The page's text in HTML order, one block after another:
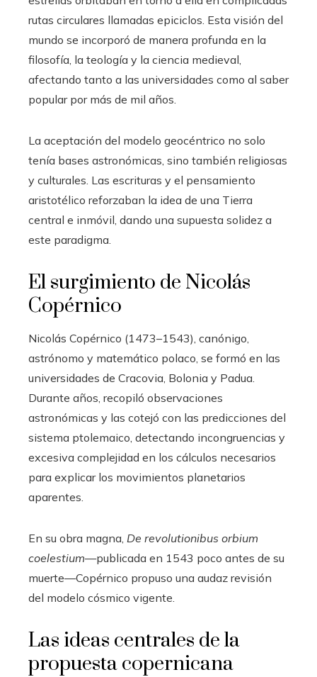
rutas circulares llamadas epiciclos. Esta visión del
mundo se incorporó de manera profunda en la
filosofía, la teología y la ciencia medieval,
afectando tanto a las universidades como al saber
popular por más de mil años.
La aceptación del modelo geocéntrico no solo
tenía bases astronómicas, sino también religiosas
y culturales. Las escrituras y el pensamiento
aristotélico reforzaban la idea de una Tierra
central e inmóvil, dando una supuesta solidez a
este paradigma.
El surgimiento de Nicolás
Copérnico
Nicolás Copérnico (1473–1543), canónigo,
astrónomo y matemático polaco, se formó en las
universidades de Cracovia, Bolonia y Padua.
Durante años, recopiló observaciones
astronómicas y las cotejó con las predicciones del
sistema ptolemaico, detectando incongruencias y
excesiva complejidad en los cálculos necesarios
para explicar los movimientos planetarios
aparentes.
En su obra magna, De revolutionibus orbium
coelestium—publicada en 1543 poco antes de su
muerte—Copérnico propuso una audaz revisión
del modelo cósmico vigente.
Las ideas centrales de la
propuesta copernicana